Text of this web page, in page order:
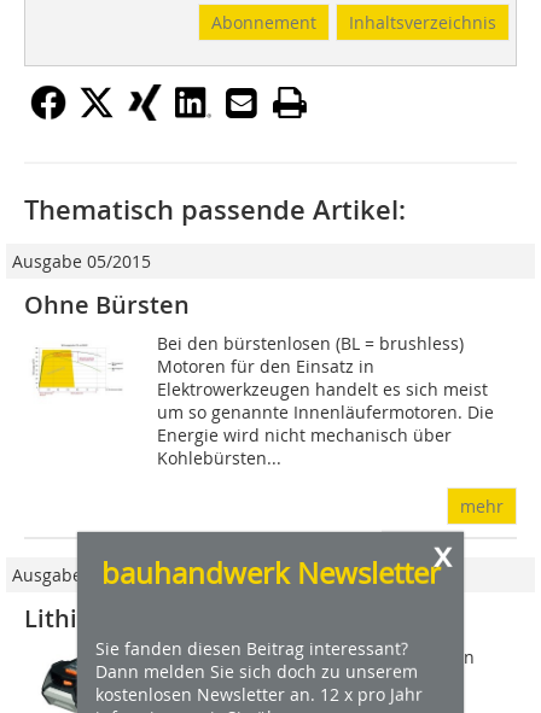
Abonnement Inhaltsverzeichnis
x
bauhandwerk Newsletter
Sie fanden diesen Beitrag interessant?
Dann melden Sie sich doch zu unserem
kostenlosen Newsletter an. 12 x pro Jahr
Thematisch passende Artikel:
Ausgabe 05/2015
Ohne Bürsten
Bei den bürstenlosen (BL = brushless)
Motoren für den Einsatz in
Elektrowerkzeugen handelt es sich meist
um so genannte Innenläufermotoren. Die
Energie wird nicht mechanisch über
Kohlebürsten...
mehr
Ausgabe 1-2/2012
Lithium-Ionen-Kraftpakete
Lithium-Ionen-Akkus haben sich in den
letzten Jahren als die Kraftquelle
schlechthin bei Elektrowerkzeugen